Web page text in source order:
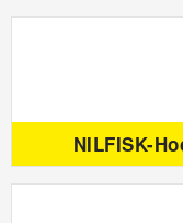
NILFISK-